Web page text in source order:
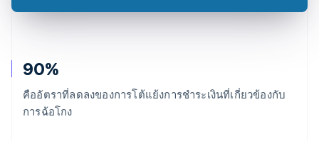
90%
คืออัตราที่ลดลงของการโต้แย้งการชำระเงินที่เกี่ยวข้องกับ
การฉ้อโกง